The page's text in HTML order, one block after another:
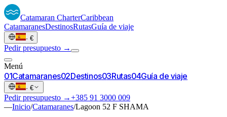
Catamaran CharterCaribbean
CatamaranesDestinosRutasGuía de viaje
· €
Pedir presupuesto →
Menú
01Catamaranes02Destinos03Rutas04Guía de viaje
· €
Pedir presupuesto →+385 91 3000 009
—Inicio/Catamaranes/Lagoon 52 F SHAMA